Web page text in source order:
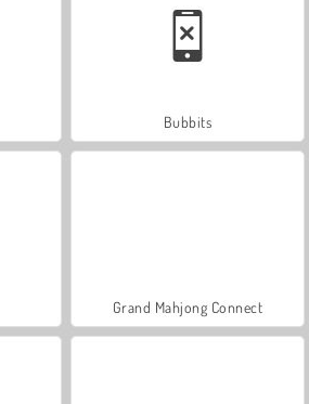
Bubbits
Grand Mahjong Connect